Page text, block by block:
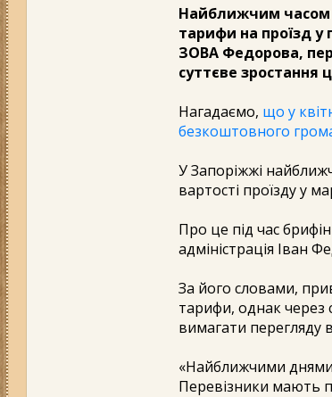
Найближчим часом
тарифи на проїзд у
ЗОВА Федорова,
суттєве зростання
Нагадаємо, що у
безкоштовного
У Запоріжжі
вартості проїзду у
Про це під час
адміністрація Іван
За його словами,
тарифи, однак
вимагати перегляду
«Найближчими
Перевізники мають